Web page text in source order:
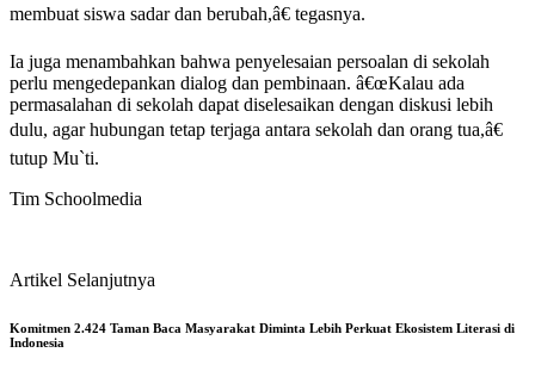
membuat siswa sadar dan berubah,â€ tegasnya.
Ia juga menambahkan bahwa penyelesaian persoalan di sekolah
perlu mengedepankan dialog dan pembinaan. â€œKalau ada
permasalahan di sekolah dapat diselesaikan dengan diskusi lebih
dulu, agar hubungan tetap terjaga antara sekolah dan orang tua,â€
tutup Mu`ti.
Tim Schoolmedia